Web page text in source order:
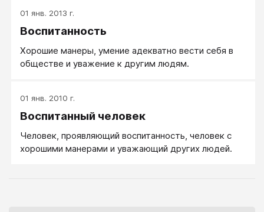
ребенок чутко и отзывчиво относится к родителям
и близким?
01 янв. 2013 г.
Воспитанность
Хорошие манеры, умение адекватно вести себя в
обществе и уважение к другим людям.
01 янв. 2010 г.
Воспитанный человек
Человек, проявляющий воспитанность, человек с
хорошими манерами и уважающий других людей.